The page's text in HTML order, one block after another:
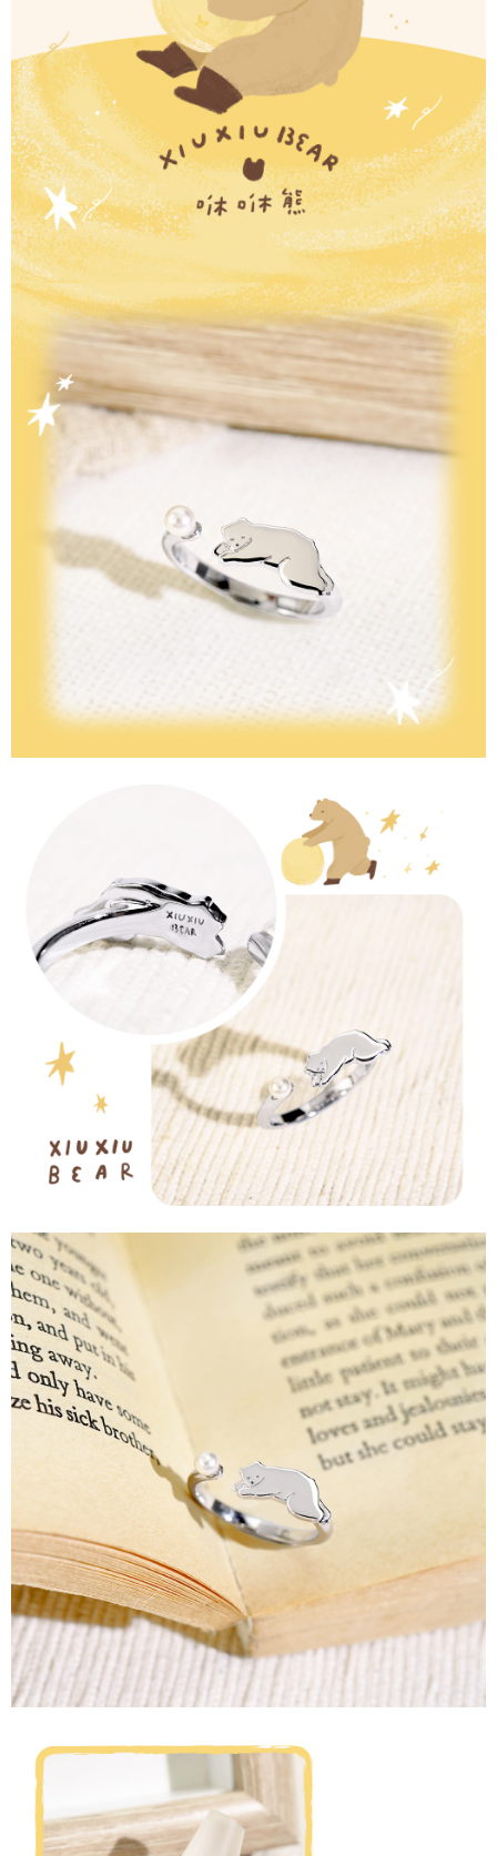
※ 請注意：結帳手續完成當下不需立刻繳費，但若您需要取消訂單，請聯絡
購買商品的店家。未經商家同意取消之訂單仍視為有效，需透過AFTEE先享
後付繳納相關費用。
※ 交易是否成功請以「AFTEE先享後付 」之結帳頁面顯示為準，若有關於
是否繳費成功／繳費後需取消欲退款等相關疑問，請聯繫「AFTEE先享後付
客戶支援中心」https://netprotections.freshdesk.com/support/home
【注意事項】
１．透過由恩沛科技股份有限公司提供之「AFTEE先享後付」服務完成之交
易，需依本服務之必要範圍內提供個人資料，並將交易相關給付款項請求債
權轉讓予恩沛科技股份有限公司。
２．關於個人資料處理事宜，請瀏覽以下網址：
https://aftee.tw/terms/#terms3
３．未成年的使用者請事先徵得法定代理人或監護人之同意方可使用
「AFTEE先享後付」，若未經同意申辦者引起之損失，本公司不負相關責
任。
４．使用「AFTEE先享後付」時，將依據個別帳號之用戶狀況，依本公司即
時審查核予不同之上限額度；若仍有額度不足之情形，本公司將視審查結果
請求用戶進行身份認證。
５．嚴禁一人註冊多個帳號或使用他人資訊註冊。若發現惡意使用之情形，
恩沛科技股份有限公司將有權停止該用戶之使用額度並採取法律行動。
7-11取貨付款
每筆NT$60，滿NT$1,500(含以上)免運費
付款後7-11取貨
每筆NT$60，滿NT$1,500(含以上)免運費
宅配
每筆NT$60，滿NT$1,500(含以上)免運費
付款後門市自取
免運費
貨到付款
國家/地區配送